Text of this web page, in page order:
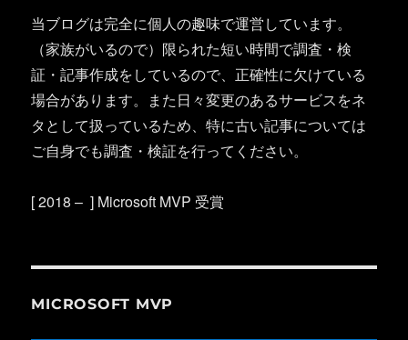
当ブログは完全に個人の趣味で運営しています。
（家族がいるので）限られた短い時間で調査・検
証・記事作成をしているので、正確性に欠けている
場合があります。また日々変更のあるサービスをネ
タとして扱っているため、特に古い記事については
ご自身でも調査・検証を行ってください。
[ 2018 – ] Microsoft MVP 受賞
MICROSOFT MVP